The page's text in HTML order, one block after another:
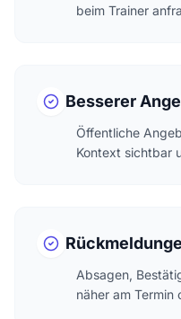
beim Trainer
Besserer
Öffentliche
Kontext sichtbar
Absagen,
näher am Termin